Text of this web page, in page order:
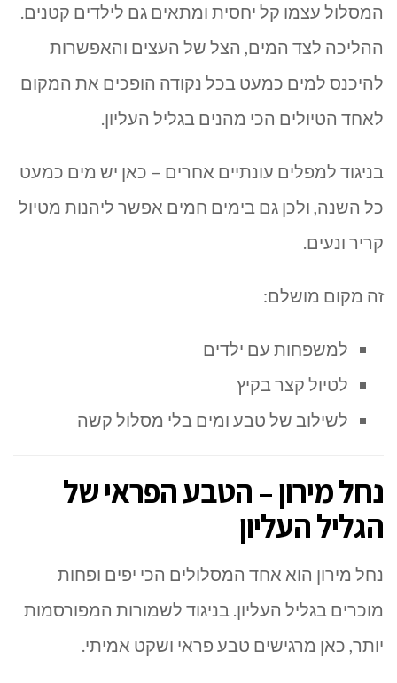
המסלול עצמו קל יחסית ומתאים גם לילדים קטנים.
ההליכה לצד המים, הצל של העצים והאפשרות
להיכנס למים כמעט בכל נקודה הופכים את המקום
לאחד הטיולים הכי מהנים בגליל העליון.
בניגוד למפלים עונתיים אחרים – כאן יש מים כמעט
כל השנה, ולכן גם בימים חמים אפשר ליהנות מטיול
קריר ונעים.
זה מקום מושלם:
למשפחות עם ילדים
לטיול קצר בקיץ
לשילוב של טבע ומים בלי מסלול קשה
נחל מירון – הטבע הפראי של
הגליל העליון
נחל מירון הוא אחד המסלולים הכי יפים ופחות
מוכרים בגליל העליון. בניגוד לשמורות המפורסמות
יותר, כאן מרגישים טבע פראי ושקט אמיתי.